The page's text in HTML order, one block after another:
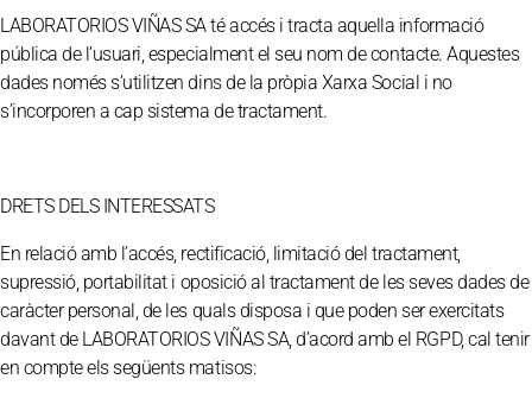
LABORATORIOS VIÑAS SA té accés i tracta aquella informació
pública de l’usuari, especialment el seu nom de contacte. Aquestes
dades només s’utilitzen dins de la pròpia Xarxa Social i no
s’incorporen a cap sistema de tractament.
DRETS DELS INTERESSATS
En relació amb l’accés, rectificació, limitació del tractament,
supressió, portabilitat i oposició al tractament de les seves dades de
caràcter personal, de les quals disposa i que poden ser exercitats
davant de LABORATORIOS VIÑAS SA, d’acord amb el RGPD, cal tenir
en compte els següents matisos: